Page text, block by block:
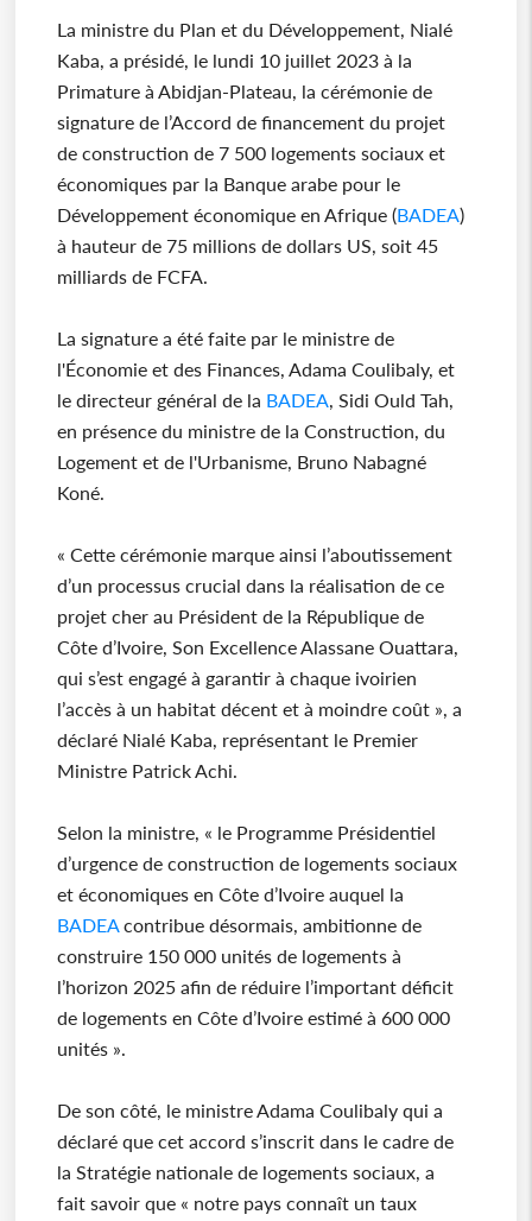
La ministre du Plan et du Développement, Nialé
Kaba, a présidé, le lundi 10 juillet 2023 à la
Primature à Abidjan-Plateau, la cérémonie de
signature de l’Accord de financement du projet
de construction de 7 500 logements sociaux et
économiques par la Banque arabe pour le
Développement économique en Afrique (BADEA)
à hauteur de 75 millions de dollars US, soit 45
milliards de FCFA.
La signature a été faite par le ministre de
l'Économie et des Finances, Adama Coulibaly, et
le directeur général de la BADEA, Sidi Ould Tah,
en présence du ministre de la Construction, du
Logement et de l'Urbanisme, Bruno Nabagné
Koné.
« Cette cérémonie marque ainsi l’aboutissement
d’un processus crucial dans la réalisation de ce
projet cher au Président de la République de
Côte d’Ivoire, Son Excellence Alassane Ouattara,
qui s’est engagé à garantir à chaque ivoirien
l’accès à un habitat décent et à moindre coût », a
déclaré Nialé Kaba, représentant le Premier
Ministre Patrick Achi.
Selon la ministre, « le Programme Présidentiel
d’urgence de construction de logements sociaux
et économiques en Côte d’Ivoire auquel la
BADEAcontribue désormais, ambitionne de
construire 150 000 unités de logements à
l’horizon 2025 afin de réduire l’important déficit
de logements en Côte d’Ivoire estimé à 600 000
unités ».
De son côté, le ministre Adama Coulibaly qui a
déclaré que cet accord s’inscrit dans le cadre de
la Stratégie nationale de logements sociaux, a
fait savoir que « notre pays connaît un taux